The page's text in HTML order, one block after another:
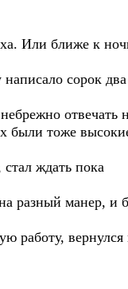
Или ближе к
сорок два
отвечать
были тоже
ждать пока
разный манер, и
работу, вернулся